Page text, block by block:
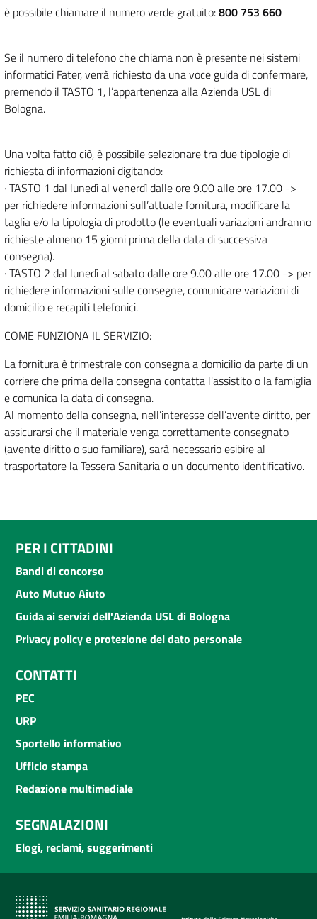
è possibile chiamare il numero verde gratuito:800 753 660
Se il numero di telefono che chiama non è presente nei sistemi
informatici Fater, verrà richiesto da una voce guida di confermare,
premendo il TASTO 1, l’appartenenza alla Azienda USL di
Bologna.
Una volta fatto ciò, è possibile selezionare tra due tipologie di
richiesta di informazioni digitando:
· TASTO 1 dal lunedì al venerdì dalle ore 9.00 alle ore 17.00 ->
per richiedere informazioni sull’attuale fornitura, modificare la
taglia e/o la tipologia di prodotto (le eventuali variazioni andranno
richieste almeno 15 giorni prima della data di successiva
consegna).
· TASTO 2 dal lunedì al sabato dalle ore 9.00 alle ore 17.00 -> per
richiedere informazioni sulle consegne, comunicare variazioni di
domicilio e recapiti telefonici.
COME FUNZIONA IL SERVIZIO:
La fornitura è trimestrale con consegna a domicilio da parte di un
corriere che prima della consegna contatta l'assistito o la famiglia
e comunica la data di consegna.
Al momento della consegna, nell’interesse dell’avente diritto, per
assicurarsi che il materiale venga correttamente consegnato
(avente diritto o suo familiare), sarà necessario esibire al
trasportatore la Tessera Sanitaria o un documento identificativo.
PER I CITTADINI
Bandi di concorso
Auto Mutuo Aiuto
Guida ai servizi dell'Azienda USL di Bologna
Privacy policy e protezione del dato personale
CONTATTI
PEC
URP
Sportello informativo
Ufficio stampa
Redazione multimediale
SEGNALAZIONI
Elogi, reclami, suggerimenti